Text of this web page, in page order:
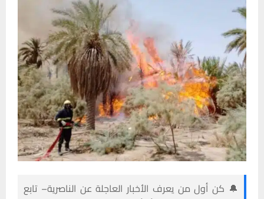
🔔 كن أول من يعرف الأخبار العاجلة عن الناصرية– تابع